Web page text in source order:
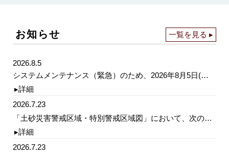
お知らせ 一覧を見る ▸
2026.8.5
システムメンテナンス（緊急）のため、2026年8月5日(水)18時～20時（予定）の期間、サイトを一時的に停止いたします。作業終了次第、再開いたします。御迷惑をおかけしますがご理解のほどよろしくお願いします。
▸詳細
2026.7.23
「土砂災害警戒区域・特別警戒区域図」において、次の小学校及び義務教育学校の学校区の土砂災害警戒区域及び特別警戒区域の解除及び指定をしました。（広島市東区）上温品、牛田、尾長・矢賀、戸坂、（広島市南区）皆実・段原、大河、（広島市西区）三篠、（広島市安佐南区）安東、伴東、（広島市佐伯区）五日市南、（尾道市）浦崎、美木原、（江田島市）大古
▸詳細
2026.7.23